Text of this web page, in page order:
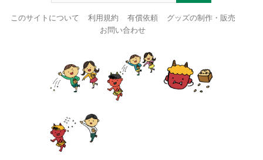
このサイトについて 利用規約 有償依頼
グッズの制作・販売
お問い合わせ
content